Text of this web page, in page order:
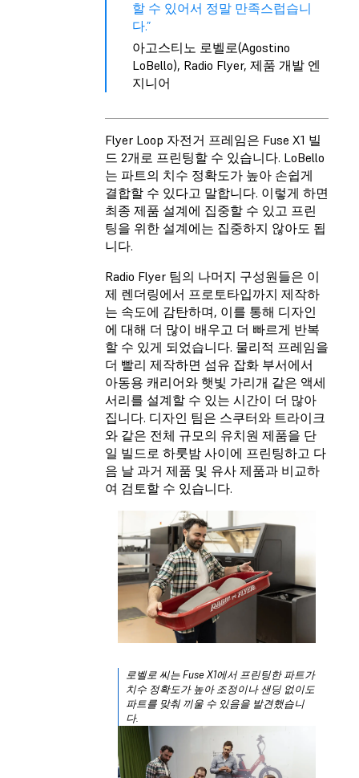
할 수 있어서 정말 만족스럽습니
다.”
아고스티노 로벨로(Agostino
LoBello), Radio Flyer, 제품 개발 엔
지니어
Flyer Loop 자전거 프레임은 Fuse X1 빌
드 2개로 프린팅할 수 있습니다. LoBello
는 파트의 치수 정확도가 높아 손쉽게
결합할 수 있다고 말합니다. 이렇게 하면
최종 제품 설계에 집중할 수 있고 프린
팅을 위한 설계에는 집중하지 않아도 됩
니다.
Radio Flyer 팀의 나머지 구성원들은 이
제 렌더링에서 프로토타입까지 제작하
는 속도에 감탄하며, 이를 통해 디자인
에 대해 더 많이 배우고 더 빠르게 반복
할 수 있게 되었습니다. 물리적 프레임을
더 빨리 제작하면 섬유 잡화 부서에서
아동용 캐리어와 햇빛 가리개 같은 액세
서리를 설계할 수 있는 시간이 더 많아
집니다. 디자인 팀은 스쿠터와 트라이크
와 같은 전체 규모의 유치원 제품을 단
일 빌드로 하룻밤 사이에 프린팅하고 다
음 날 과거 제품 및 유사 제품과 비교하
여 검토할 수 있습니다.
로벨로 씨는 Fuse X1에서 프린팅한 파트가
치수 정확도가 높아 조정이나 샌딩 없이도
파트를 맞춰 끼울 수 있음을 발견했습니
다.